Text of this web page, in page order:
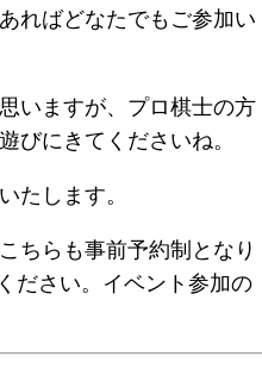
ればどなたでもご参加い
いますが、プロ棋士の方
にきてくださいね。
します。
ちらも事前予約制となり
ださい。イベント参加の